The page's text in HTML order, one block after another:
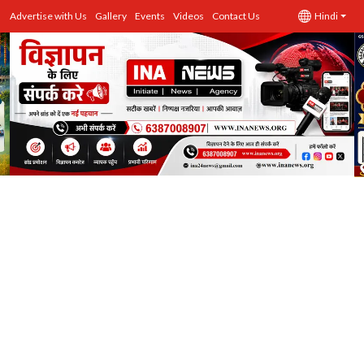
Advertise with Us Gallery Events Videos Contact Us Hindi
उत्तर प्रदेश
Advertise with Us
Events
राज्य